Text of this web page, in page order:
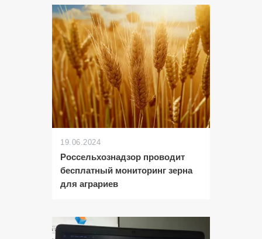
19.06.2024
Россельхознадзор проводит
бесплатный мониторинг зерна
для аграриев